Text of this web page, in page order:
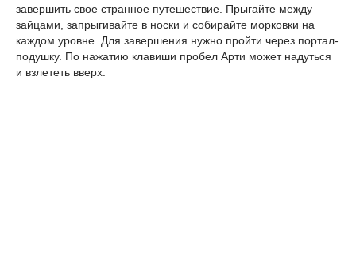
завершить свое странное путешествие. Прыгайте между
зайцами, запрыгивайте в носки и собирайте морковки на
каждом уровне. Для завершения нужно пройти через портал-
подушку. По нажатию клавиши пробел Арти может надуться
и взлететь вверх.